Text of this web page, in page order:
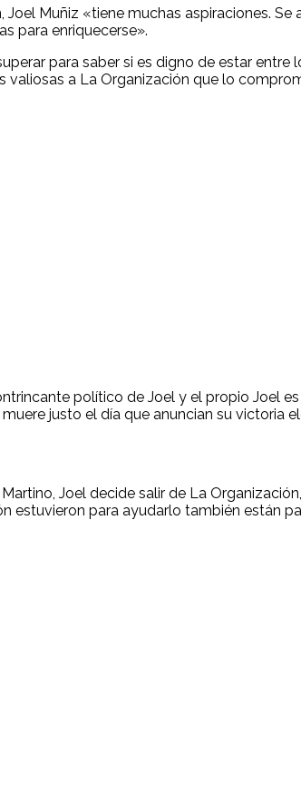
Muñiz «tiene muchas aspiraciones.
para enriquecerse».
para saber si es digno de estar
a La Organización que lo
político de Joel y el propio Joel
muere justo el día que anuncian su victoria
Joel decide salir de La
estuvieron para ayudarlo también están